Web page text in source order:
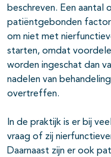
beschreven. Een aantal
patiëntgebonden
om niet met
starten, omdat
worden ingeschat dan
nadelen van
overtreffen.
In de praktijk is er bij
vraag of zij
Daarnaast zijn er ook